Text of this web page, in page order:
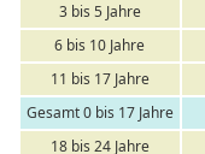
3 bis 5 Jahre
6 bis 10 Jahre
11 bis 17 Jahre
Gesamt 0 bis 17 Jahre
18 bis 24 Jahre